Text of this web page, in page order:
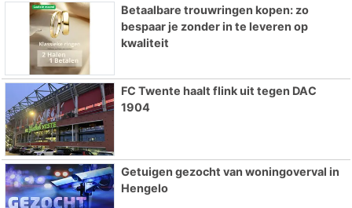
Betaalbare trouwringen kopen: zo
bespaar je zonder in te leveren op
kwaliteit
FC Twente haalt flink uit tegen DAC
1904
Getuigen gezocht van woningoverval in
Hengelo